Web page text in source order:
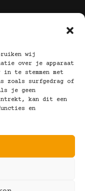
wij
over je apparaat
te stemmen met
zoals surfgedrag of
je geen
intrekt, kan dit een
en
Brillen